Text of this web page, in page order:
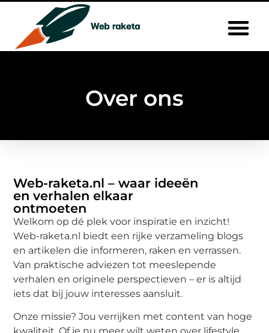
Over ons
Web-raketa.nl – waar ideeën
en verhalen elkaar
ontmoeten
Welkom op dé plek voor inspiratie en inzicht!
Web-raketa.nl biedt een rijke verzameling blogs
en artikelen die informeren, raken en verrassen.
Van praktische adviezen tot meeslepende
verhalen en originele perspectieven – er is altijd
iets dat bij jouw interesses aansluit.
Onze missie? Jou verrijken met content van hoge